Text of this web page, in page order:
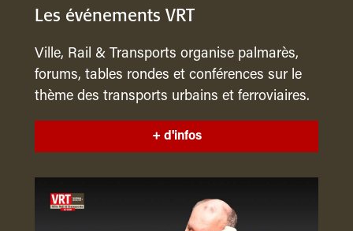
Les événements VRT
Ville, Rail & Transports organise palmarès,
forums, tables rondes et conférences sur le
thème des transports urbains et ferroviaires.
+ d'infos